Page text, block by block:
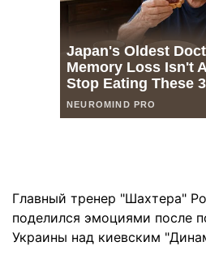
Главный тренер "Шахтера"
поделился эмоциями после
Украины над киевским